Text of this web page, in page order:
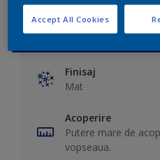
Specificații tehnice
Finisaj
Mat
Acoperire
Putere mare de
vopseaua.
Accept All Cookies